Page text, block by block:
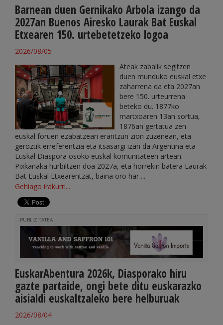
Barnean duen Gernikako Arbola izango da
2027an Buenos Airesko Laurak Bat Euskal
Etxearen 150. urtebetetzeko logoa
2026/08/05
Ateak zabalik segitzen
duen munduko euskal etxe
zaharrena da eta 2027an
bere 150. urteurrena
beteko du. 1877ko
martxoaren 13an sortua,
1876an gertatua zen
euskal foruen ezabatzeari erantzun zion zuzenean, eta
geroztik erreferentzia eta itsasargi izan da Argentina eta
Euskal Diaspora osoko euskal komunitateen artean.
Pixkanaka hurbiltzen doa 2027a, eta horrekin batera Laurak
Bat Euskal Etxearentzat, baina oro har ...
Gehiago irakurri...
PUBLIZITATEA
EuskarAbentura 2026k, Diasporako hiru
gazte partaide, ongi bete ditu euskarazko
aisialdi euskaltzaleko bere helburuak
2026/08/04